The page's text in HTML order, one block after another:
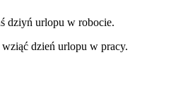
dziyń urlopu w robocie.
dzień urlopu w pracy.